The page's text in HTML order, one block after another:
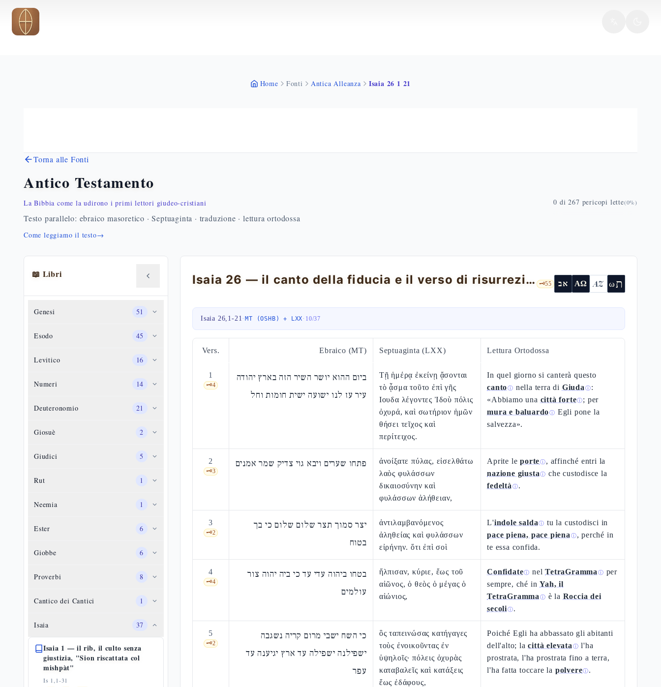
Vai al contenuto principale
Home Fonti Antica Alleanza Isaia 26 1 21
Torna alle Fonti
Antico Testamento
La Bibbia come la udirono i primi lettori giudeo-cristiani
Testo parallelo: ebraico masoretico · Septuaginta · traduzione · lettura ortodossa
Come leggiamo il testo→
0 di 267 pericopi lette(0%)
📖 Libri
Genesi 51
Esodo 45
Levitico 16
Numeri 14
Deuteronomio 21
Giosuè 2
Giudici 5
Rut 1
Neemia 1
Ester 6
Giobbe 6
Proverbi 8
Cantico dei Cantici 1
Isaia 37
Isaia 1 — il rib, il culto senza
giustizia, "Sion riscattata col
mishpàt"
Is 1,1-31
Isaia 26 — il canto della fiducia e il verso di risurrezione (26,19) 🗝️55 אב ΑΩ AZ ωת
Isaia 26,1-21·MT (OSHB) + LXX· 10/37
Vers. Ebraico (MT) Septuaginta (LXX) Lettura Ortodossa
1
🗝️4
ביום ההוא יושר השיר הזה בארץ יהודה
עיר עז לנו ישועה ישית חומות וחל
Τῇ ἡμέρᾳ ἐκείνῃ ᾄσονται
τὸ ᾆσμα τοῦτο ἐπὶ γῆς
Ιουδα λέγοντες Ἰδοὺ πόλις
ὀχυρά, καὶ σωτήριον ἡμῶν
θήσει τεῖχος καὶ
περίτειχος.
In quel giorno si canterà questo
cantoⓘ nella terra di Giuda ⓘ:
«Abbiamo una città forteⓘ; per
mura e baluardoⓘ Egli pone la
salvezza».
2
🗝️3
פתחו שערים ויבא גוי צדיק שמר אמנים
ἀνοίξατε πύλας, εἰσελθάτω
λαὸς φυλάσσων
δικαιοσύνην καὶ
φυλάσσων ἀλήθειαν,
Aprite leporteⓘ, affinché entri la
nazione giusta ⓘ che custodisce la
fedeltà ⓘ.
3
🗝️2
יצר סמוך תצר שלום שלום כי בך
בטוח
ἀντιλαμβανόμενος
ἀληθείας καὶ φυλάσσων
εἰρήνην. ὅτι ἐπὶ σοὶ
L'indole salda ⓘ tu la custodisci in
pace piena, pace piena ⓘ, perché in
te essa confida.
4
🗝️4
בטחו ביהוה עדי עד כי ביה יהוה צור
עולמים
ἤλπισαν, κύριε, ἕως τοῦ
αἰῶνος, ὁ θεὸς ὁ μέγας ὁ
αἰώνιος,
Confidateⓘ nelTetraGramma ⓘ per
sempre, ché inYah, il
TetraGramma ⓘ è la Roccia dei
secoliⓘ.
5
🗝️2
כי השח ישבי מרום קריה נשגבה
ישפילנה ישפילה עד ארץ יגיענה עד
עפר
ὃς ταπεινώσας κατήγαγες
τοὺς ἐνοικοῦντας ἐν
ὑψηλοῖς· πόλεις ὀχυρὰς
καταβαλεῖς καὶ κατάξεις
ἕως ἐδάφους,
Poiché Egli ha abbassato gli abitanti
dell'alto; lacittà elevata ⓘ l'ha
prostrata, l'ha prostrata fino a terra,
l'ha fatta toccare la polvereⓘ.